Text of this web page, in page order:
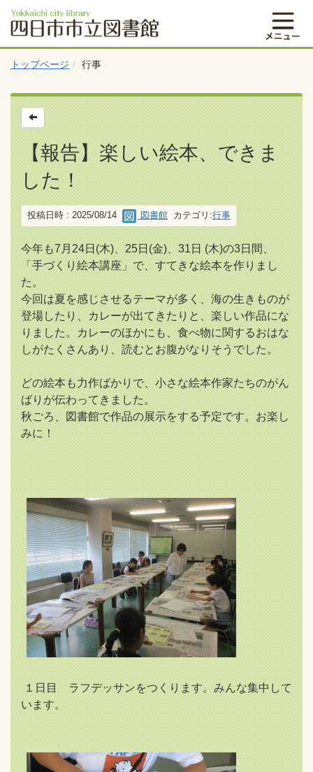
トップページ 行事
【報告】楽しい絵本、できま
した！
投稿日時 : 2025/08/14 図書館 カテゴリ:行事
今年も7月24日(木)、25日(金)、31日 (木)の3日間、
「手づくり絵本講座」で、すてきな絵本を作りまし
た。
今回は夏を感じさせるテーマが多く、海の生きものが
登場したり、カレーが出てきたりと、楽しい作品にな
りました。カレーのほかにも、食べ物に関するおはな
しがたくさんあり、読むとお腹がなりそうでした。
どの絵本も力作ばかりで、小さな絵本作家たちのがん
ばりが伝わってきました。
秋ごろ、図書館で作品の展示をする予定です。お楽し
みに！
１日目 ラフデッサンをつくります。みんな集中して
います。